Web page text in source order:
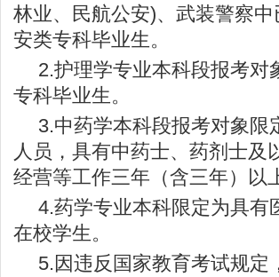
林业、民航公安)、武装警察
安类专科毕业生。
2.护理学专业本科段报考
专科毕业生。
3.中药学本科段报考对象
人员，具有中药士、药剂士及
经营等工作三年（含三年）以
4.药学专业本科限定为具有
在校学生。
5.因违反国家教育考试规